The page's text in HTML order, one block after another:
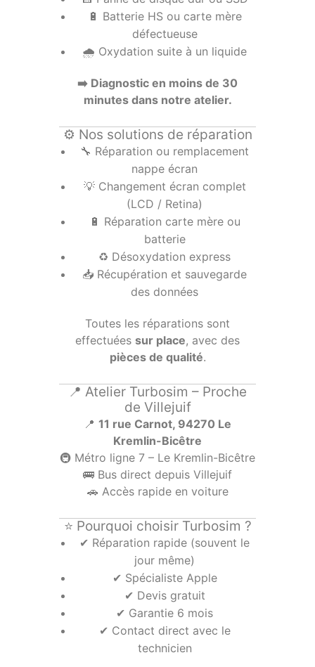
🔋 Batterie HS ou carte mère
défectueuse
🌧️ Oxydation suite à un liquide
➡️ Diagnostic en moins de 30
minutes dans notre atelier.
⚙️ Nos solutions de réparation
🔧 Réparation ou remplacement
nappe écran
💡 Changement écran complet
(LCD / Retina)
🔋 Réparation carte mère ou
batterie
♻️ Désoxydation express
📥 Récupération et sauvegarde
des données
Toutes les réparations sont
effectuées sur place, avec des
pièces de qualité.
📍 Atelier Turbosim – Proche
de Villejuif
📍 11 rue Carnot, 94270 Le
Kremlin-Bicêtre
🚇 Métro ligne 7 – Le Kremlin-Bicêtre
🚌 Bus direct depuis Villejuif
🚗 Accès rapide en voiture
⭐ Pourquoi choisir Turbosim ?
✔ Réparation rapide (souvent le
jour même)
✔ Spécialiste Apple
✔ Devis gratuit
✔ Garantie 6 mois
✔ Contact direct avec le
technicien